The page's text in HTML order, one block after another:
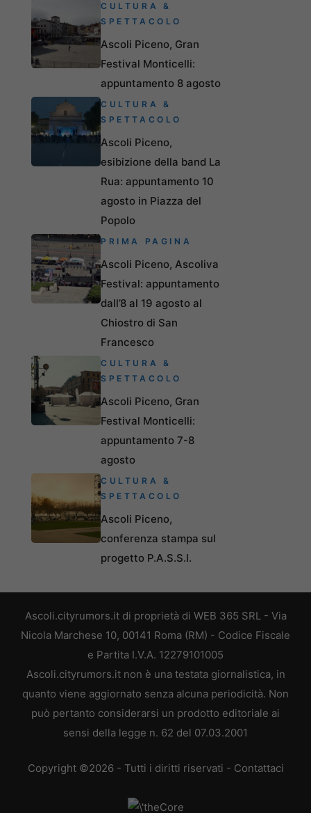
CULTURA &
SPETTACOLO
Ascoli Piceno, Gran
Festival Monticelli:
appuntamento 8 agosto
CULTURA &
SPETTACOLO
Ascoli Piceno,
esibizione della band La
Rua: appuntamento 10
agosto in Piazza del
Popolo
PRIMA PAGINA
Ascoli Piceno, Ascoliva
Festival: appuntamento
dall’8 al 19 agosto al
Chiostro di San
Francesco
CULTURA &
SPETTACOLO
Ascoli Piceno, Gran
Festival Monticelli:
appuntamento 7-8
agosto
CULTURA &
SPETTACOLO
Ascoli Piceno,
conferenza stampa sul
progetto P.A.S.S.I.
Ascoli.cityrumors.it di proprietà di WEB 365 SRL - Via
Nicola Marchese 10, 00141 Roma (RM) - Codice Fiscale
e Partita I.V.A. 12279101005
Ascoli.cityrumors.it non è una testata giornalistica, in
quanto viene aggiornato senza alcuna periodicità. Non
può pertanto considerarsi un prodotto editoriale ai
sensi della legge n. 62 del 07.03.2001
Copyright ©2026 - Tutti i diritti riservati - Contattaci